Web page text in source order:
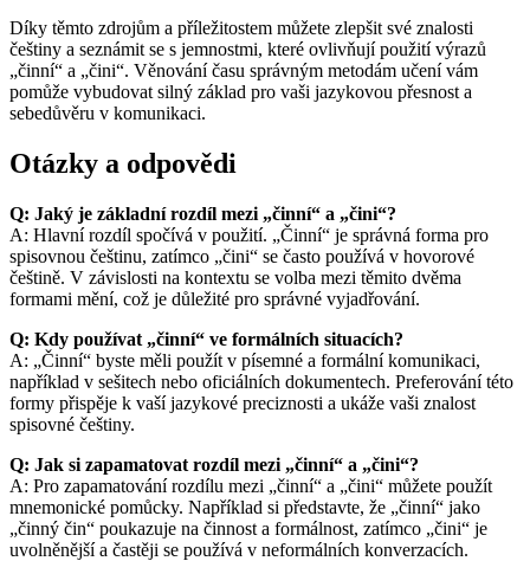
Díky těmto zdrojům a příležitostem můžete zlepšit své znalosti
češtiny a seznámit se s jemnostmi, které ovlivňují použití výrazů
„činní“ a „čini“. Věnování času správným metodám učení vám
pomůže vybudovat silný základ pro vaši jazykovou přesnost a
sebedůvěru v komunikaci.
Otázky a odpovědi
Q: Jaký je základní rozdíl mezi „činní“ a „čini“?
A: Hlavní rozdíl spočívá v použití. „Činní“ je správná forma pro
spisovnou češtinu, zatímco „čini“ se často používá v hovorové
češtině. V závislosti na kontextu se volba mezi těmito dvěma
formami mění, což je důležité pro správné vyjadřování.
Q: Kdy používat „činní“ ve formálních situacích?
A: „Činní“ byste měli použít v písemné a formální komunikaci,
například v sešitech nebo oficiálních dokumentech. Preferování této
formy přispěje k vaší jazykové preciznosti a ukáže vaši znalost
spisovné češtiny.
Q: Jak si zapamatovat rozdíl mezi „činní“ a „čini“?
A: Pro zapamatování rozdílu mezi „činní“ a „čini“ můžete použít
mnemonické pomůcky. Například si představte, že „činní“ jako
„činný čin“ poukazuje na činnost a formálnost, zatímco „čini“ je
uvolněnější a častěji se používá v neformálních konverzacích.